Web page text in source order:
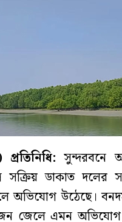
সুন্দরবনে
সক্রিয় ডাকাত দলের
অভিযোগ উঠেছে।
জেলে এমন